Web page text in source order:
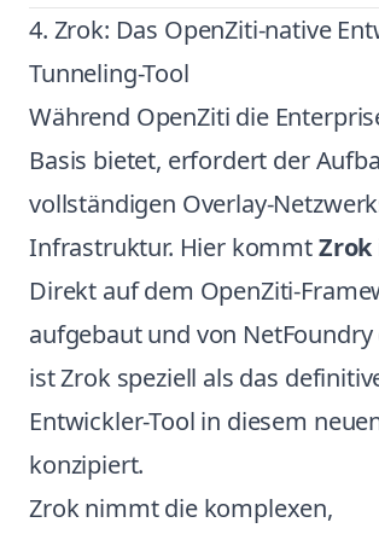
4. Zrok: Das OpenZiti-native
Tunneling-Tool
Während OpenZiti die
Basis bietet, erfordert der
vollständigen Overlay-
Infrastruktur. Hier kommtZrok
Direkt auf dem OpenZiti-
aufgebaut und von
ist Zrok speziell als das
Entwickler-Tool in diesem
konzipiert.
Zrok nimmt die komplexen,